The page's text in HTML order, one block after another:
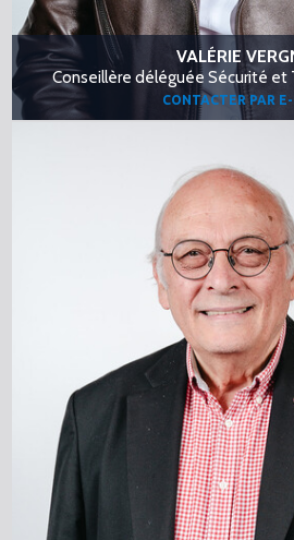
VALÉRIE
Conseillère déléguée Sécurité et
CONTACTER PAR